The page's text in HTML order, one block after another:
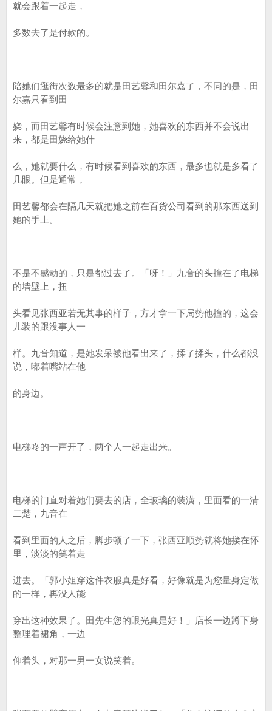
就会跟着一起走，
多数去了是付款的。
陪她们逛街次数最多的就是田艺馨和田尔嘉了，不同的是，田
尔嘉只看到田
娆，而田艺馨有时候会注意到她，她喜欢的东西并不会说出
来，都是田娆给她什
么，她就要什么，有时候看到喜欢的东西，最多也就是多看了
几眼。但是通常，
田艺馨都会在隔几天就把她之前在百货公司看到的那东西送到
她的手上。
不是不感动的，只是都过去了。「呀！」九音的头撞在了电梯
的墙壁上，扭
头看见张西亚若无其事的样子，方才拿一下局势他撞的，这会
儿装的跟没事人一
样。九音知道，是她发呆被他看出来了，揉了揉头，什么都没
说，嘟着嘴站在他
的身边。
电梯咚的一声开了，两个人一起走出来。
电梯的门直对着她们要去的店，全玻璃的装潢，里面看的一清
二楚，九音在
看到里面的人之后，脚步顿了一下，张西亚顺势就将她搂在怀
里，淡淡的笑着走
进去。「郭小姐穿这件衣服真是好看，好像就是为您量身定做
的一样，再没人能
穿出这种效果了。田先生您的眼光真是好！」店长一边蹲下身
整理着裙角，一边
仰着头，对那一男一女说笑着。